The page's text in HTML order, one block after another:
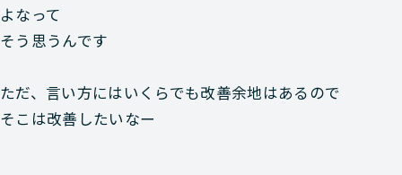
よなって
そう思うんです
ただ、言い方にはいくらでも改善余地はあるので
そこは改善したいなー